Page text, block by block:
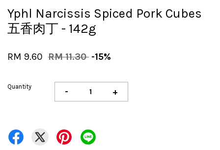
Yphl Narcissis Spiced Pork Cubes
五香肉丁 - 142g
RM 9.60 RM 11.30 -15%
Quantity - +